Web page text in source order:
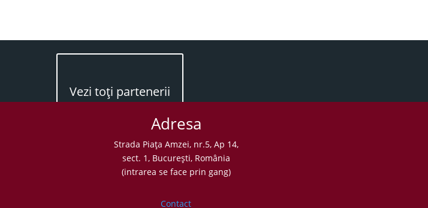
Vezi toţi partenerii
Adresa
Strada Piaţa Amzei, nr.5, Ap 14,
sect. 1, Bucureşti, România
(intrarea se face prin gang)
Contact